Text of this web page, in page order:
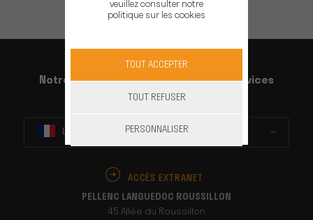
Notre groupe Nos produits
Nos services
Conseil & Ingénierie
Languedoc roussillon
ACCÈS EXTRANET
PELLENC LANGUEDOC ROUSSILLON
45 Allée du Roussillon
veuillez consulter notre
politique sur les cookies
TOUT ACCEPTER
TOUT REFUSER
PERSONNALISER